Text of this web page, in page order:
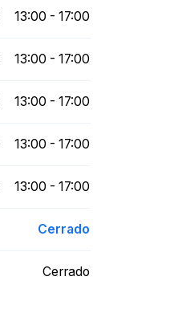
13:00 - 17:00
13:00 - 17:00
13:00 - 17:00
13:00 - 17:00
13:00 - 17:00
Cerrado
Cerrado